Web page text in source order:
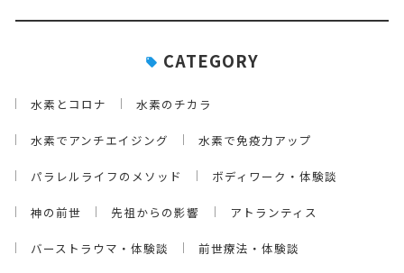
CATEGORY
水素とコロナ 水素のチカラ
水素でアンチエイジング 水素で免疫力アップ
パラレルライフのメソッド ボディワーク・体験談
神の前世 先祖からの影響 アトランティス
バーストラウマ・体験談 前世療法・体験談